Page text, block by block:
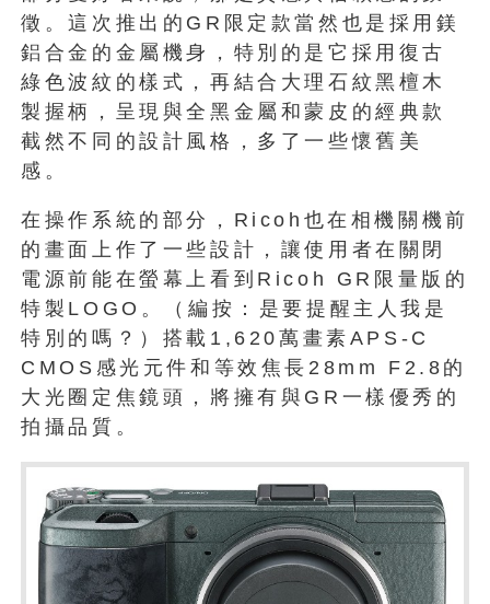
徵。這次推出的GR限定款當然也是採用鎂
鋁合金的金屬機身，特別的是它採用復古
綠色波紋的樣式，再結合大理石紋黑檀木
製握柄，呈現與全黑金屬和蒙皮的經典款
截然不同的設計風格，多了一些懷舊美
感。
在操作系統的部分，Ricoh也在相機關機前
的畫面上作了一些設計，讓使用者在關閉
電源前能在螢幕上看到Ricoh GR限量版的
特製LOGO。（編按：是要提醒主人我是
特別的嗎？）搭載1,620萬畫素APS-C
CMOS感光元件和等效焦長28mm F2.8的
大光圈定焦鏡頭，將擁有與GR一樣優秀的
拍攝品質。